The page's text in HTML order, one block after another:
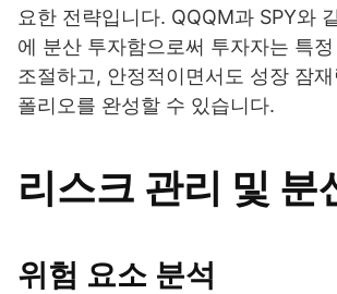
요한 전략입니다. QQQM과 SPY와
에 분산 투자함으로써 투자자는 특
조절하고, 안정적이면서도 성장 잠
폴리오를 완성할 수 있습니다.
리스크 관리 및 분
위험 요소 분석